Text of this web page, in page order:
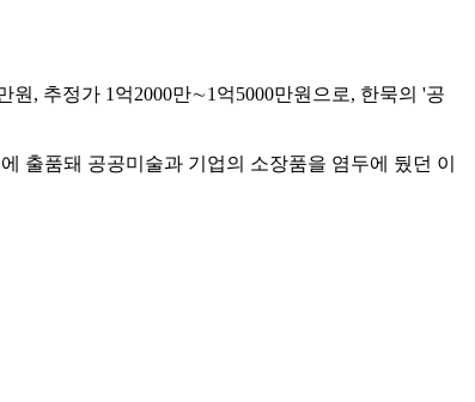
, 추정가 1억2000만∼1억5000만원으로, 한묵의 '공
출품돼 공공미술과 기업의 소장품을 염두에 뒀던 이